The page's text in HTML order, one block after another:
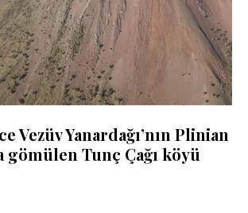
Vezüv Yanardağı’nın Plinian
gömülen Tunç Çağı köyü